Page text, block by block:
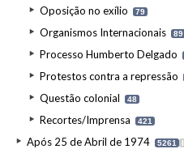
Oposição no exílio 79
Organismos Internacionais 89
Processo Humberto Delgado
Protestos contra a repressão
Questão colonial 48
Recortes/Imprensa 421
Após 25 de Abril de 1974 5261 I